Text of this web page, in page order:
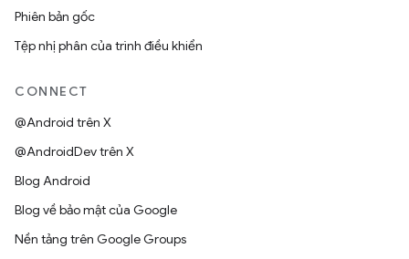
Phiên bản gốc
Tệp nhị phân của trình điều khiển
CONNECT
@Android trên X
@AndroidDev trên X
Blog Android
Blog về bảo mật của Google
Nền tảng trên Google Groups